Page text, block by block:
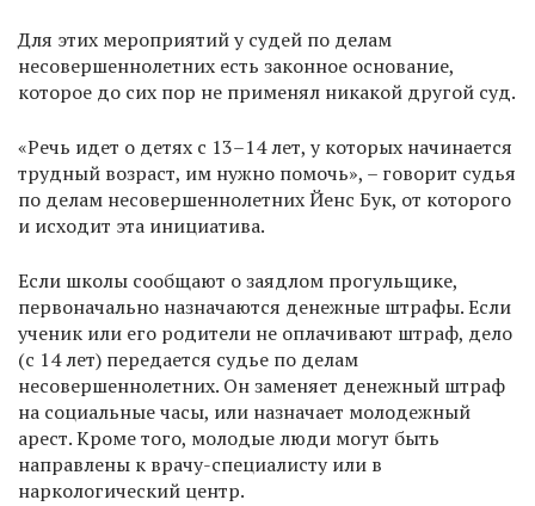
Для этих мероприятий у судей по делам
несовершеннолетних есть законное основание,
которое до сих пор не применял никакой другой суд.
«Речь идет о детях с 13–14 лет, у которых начинается
трудный возраст, им нужно помочь», – говорит судья
по делам несовершеннолетних Йенс Бук, от которого
и исходит эта инициатива.
Если школы сообщают о заядлом прогульщике,
первоначально назначаются денежные штрафы. Если
ученик или его родители не оплачивают штраф, дело
(с 14 лет) передается судье по делам
несовершеннолетних. Он заменяет денежный штраф
на социальные часы, или назначает молодежный
арест. Кроме того, молодые люди могут быть
направлены к врачу-специалисту или в
наркологический центр.